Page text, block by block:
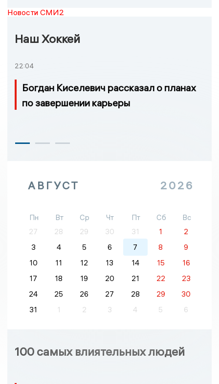
Новости СМИ2
Наш Хоккей
22:04
Богдан Киселевич рассказал о планах
по завершении карьеры
АВГУСТ 2026
Пн Вт Ср Чт Пт Сб
Вс
27
28 29 30 31 1
2
3
4 5 6 7 8
9
10
11 12 13 14 15
16
17
18 19 20 21 22
23
24
25 26 27 28 29
30
31
1 2 3 4 5 6
100 самых влиятельных людей